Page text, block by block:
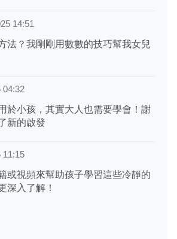
14:51
法？我剛剛用數數的技巧幫我女兒
04:32
於小孩，其實大人也需要學會！謝
新的啟發
11:15
或視頻來幫助孩子學習這些冷靜的
深入了解！